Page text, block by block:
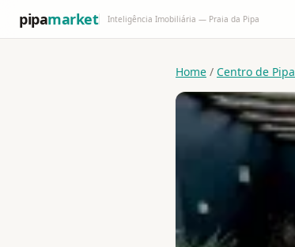
pipamarket Inteligência Imobiliária — Praia da Pipa
Home / Centro de Pipa